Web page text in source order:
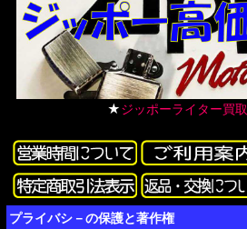
★ジッポーライター買取
プライバシ－の保護と著作権